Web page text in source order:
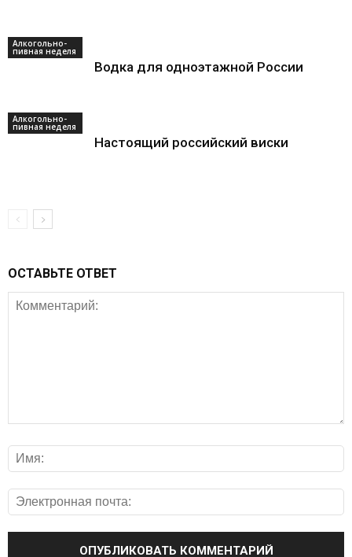
Алкогольно-
пивная неделя
Водка для одноэтажной России
Алкогольно-
пивная неделя
Настоящий российский виски
ОСТАВЬТЕ ОТВЕТ